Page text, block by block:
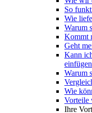
So
Wie
Warum
Kommt
Geht
Kann
Warum
Wie
Vorteile
Ihre